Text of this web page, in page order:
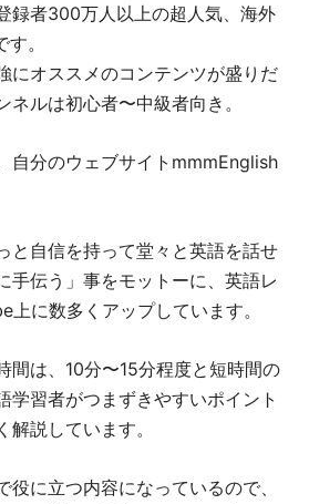
録者300万人以上の超人気、海外
。
にオススメのコンテンツが盛りだ
ネルは初心者〜中級者向き。
自分のウェブサイトmmmEnglish
と自信を持って堂々と英語を話せ
手伝う」事をモットーに、英語レ
上に数多くアップしています。
間は、10分〜15分程度と短時間の
学習者がつまずきやすいポイント
解説しています。
役に立つ内容になっているので、